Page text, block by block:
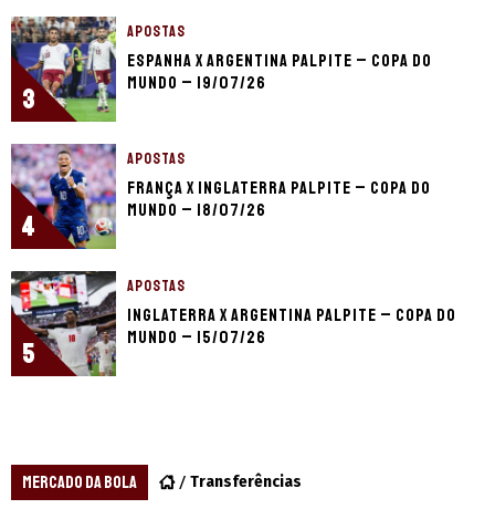
3
APOSTAS
Espanha x Argentina palpite – Copa do
Mundo – 19/07/26
4
APOSTAS
França x Inglaterra palpite – Copa do
Mundo – 18/07/26
5
APOSTAS
Inglaterra x Argentina palpite – Copa do
Mundo – 15/07/26
MERCADO DA BOLA Transferências